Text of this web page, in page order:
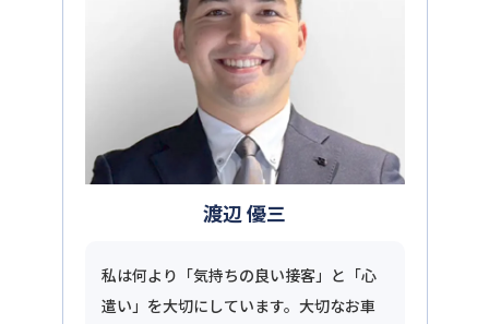
渡辺 優三
私は何より「気持ちの良い接客」と「心
遣い」を大切にしています。大切なお車